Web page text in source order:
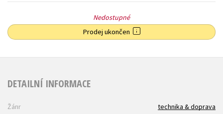
Nedostupné
Prodej ukončen
DETAILNÍ INFORMACE
Žánr
technika & doprava